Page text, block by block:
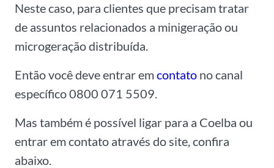
Neste caso, para clientes que precisam tratar
de assuntos relacionados a minigeração ou
microgeração distribuída.
Então você deve entrar emcontato no canal
específico 0800 071 5509.
Mas também é possível ligar para a Coelba ou
entrar em contato através do site, confira
abaixo.